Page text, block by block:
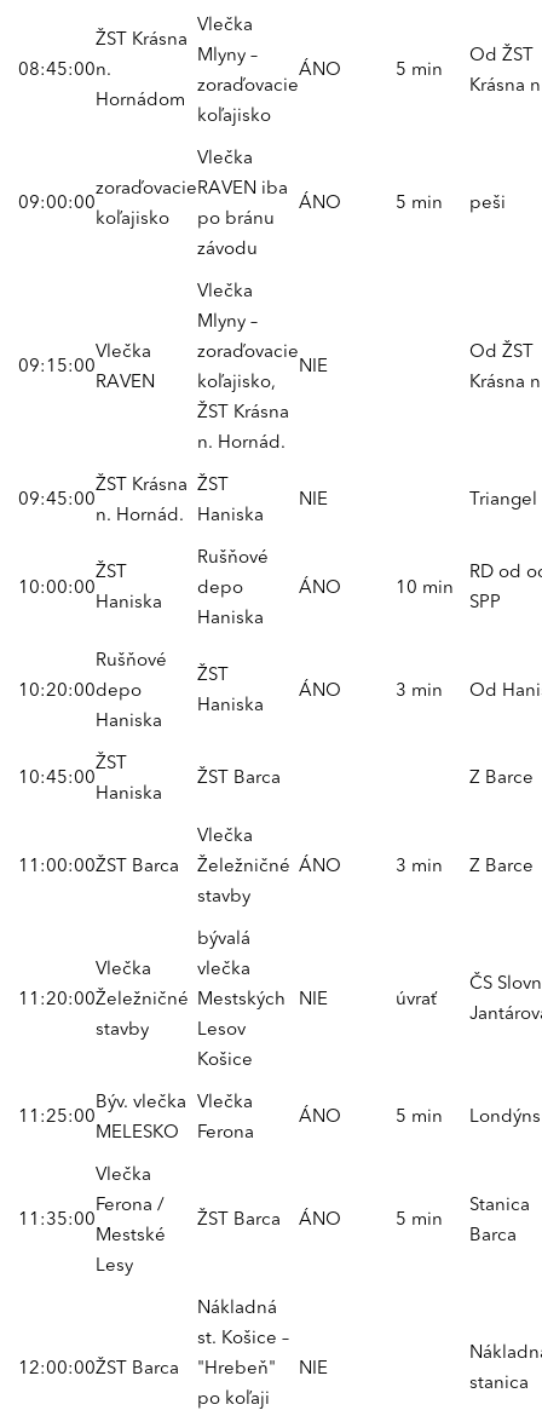
08:45:00
ŽST Krásna
n.
Hornádom
Vlečka
Mlyny –
zoraďovacie
koľajisko
ÁNO 5 min
Od ŽST
Krásna
09:00:00
zoraďovacie
koľajisko
Vlečka
RAVEN iba
po bránu
závodu
ÁNO 5 min peši
09:15:00
Vlečka
RAVEN
Vlečka
Mlyny –
zoraďovacie
koľajisko,
ŽST Krásna
n. Hornád.
NIE
Od ŽST
Krásna
09:45:00
ŽST Krásna
n. Hornád.
ŽST
Haniska
NIE Triangel
10:00:00
ŽST
Haniska
Rušňové
depo
Haniska
ÁNO 10 min
RD od
SPP
10:20:00
Rušňové
depo
Haniska
ŽST
Haniska
ÁNO 3 min Od
10:45:00
ŽST
Haniska
ŽST Barca Z Barce
11:00:00ŽST Barca
Vlečka
Želežničné
stavby
ÁNO 3 min Z Barce
11:20:00
Vlečka
Želežničné
stavby
bývalá
vlečka
Mestských
Lesov
Košice
NIE úvrať
ČS
11:25:00
Býv. vlečka
MELESKO
Vlečka
Ferona
ÁNO 5 min
11:35:00
Vlečka
Ferona /
Mestské
Lesy
ŽST Barca ÁNO 5 min
Stanica
Barca
12:00:00ŽST Barca
Nákladná
st. Košice –
"Hrebeň"
po koľaji
NIE
stanica